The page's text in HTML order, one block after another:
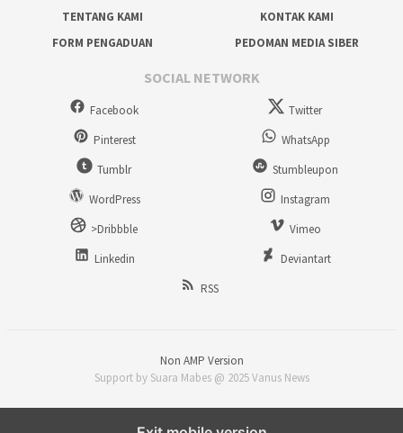
TENTANG KAMI
KONTAK KAMI
FORM PENGADUAN
PEDOMAN MEDIA SIBER
SOCIAL NETWORK
Facebook
Twitter
Pinterest
WhatsApp
Tumblr
Stumbleupon
WordPress
Instagram
>Dribbble
Vimeo
Linkedin
Deviantart
RSS
Non AMP Version
Support by Suara Mabes @ 2025 Vanus News